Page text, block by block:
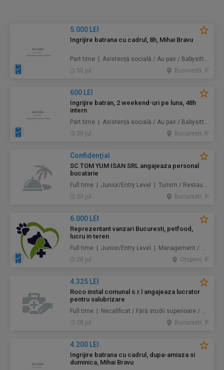
5.000 LEI
Ingrijire batrana cu cadrul, 8h, Mihai Bravu
Part time | Asistență socială / Au pair / Babysitter / Curăţenie / Prestări servicii
30 jul.
Bucuresti, IF
600 LEI
Ingrijire batran, 2 weekend-uri pe luna, 48h
intern
Part time | Asistență socială / Au pair / Babysitter / Curăţenie / Prestări servicii
30 jul.
Bucuresti, IF
Confidenţial
SC TOM YUM ISAN SRL angajeaza personal
bucatarie
Full time | Junior/Entry Level | Turism / Restaurante / Hoteluri
30 jul.
Bucuresti, IF
6.000 LEI
Reprezentant vanzari Bucuresti, petfood,
lucru in teren
Full time | Junior/Entry Level | Management / Vânzări
28 jul.
Otopeni, IF
4.325 LEI
Roco instal comunal s.r.l angajeaza lucrator
pentru salubrizare
Full time | Necalificat / Fără studii superioare / Junior/Entry Level | Protecţia mediului / Prestări servicii
28 jul.
Bucuresti, IF
4.200 LEI
Ingrijire batrana cu cadrul, dupa-amiaza si
duminica, Mihai Bravu